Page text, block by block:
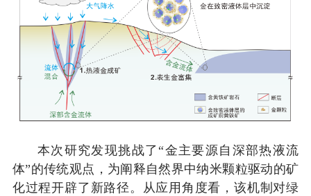
本次研究发现挑战了“金主要源自深部热液流
体”的传统观点，为阐释自然界中纳米颗粒驱动的矿
化过程开辟了新路径。从应用角度看，该机制对绿